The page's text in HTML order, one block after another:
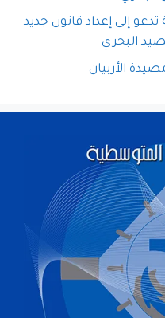
إلى إعداد قانون جديد
البحري
الأربيان